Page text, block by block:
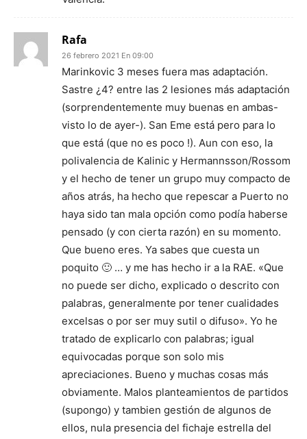
Rafa
26 febrero 2021 En 09:00
Marinkovic 3 meses fuera mas adaptación.
Sastre ¿4? entre las 2 lesiones más adaptación
(sorprendentemente muy buenas en ambas-
visto lo de ayer-). San Eme está pero para lo
que está (que no es poco !). Aun con eso, la
polivalencia de Kalinic y Hermannsson/Rossom
y el hecho de tener un grupo muy compacto de
años atrás, ha hecho que repescar a Puerto no
haya sido tan mala opción como podía haberse
pensado (y con cierta razón) en su momento.
Que bueno eres. Ya sabes que cuesta un
poquito 🙂 … y me has hecho ir a la RAE. «Que
no puede ser dicho, explicado o descrito con
palabras, generalmente por tener cualidades
excelsas o por ser muy sutil o difuso». Yo he
tratado de explicarlo con palabras; igual
equivocadas porque son solo mis
apreciaciones. Bueno y muchas cosas más
obviamente. Malos planteamientos de partidos
(supongo) y tambien gestión de algunos de
ellos, nula presencia del fichaje estrella del